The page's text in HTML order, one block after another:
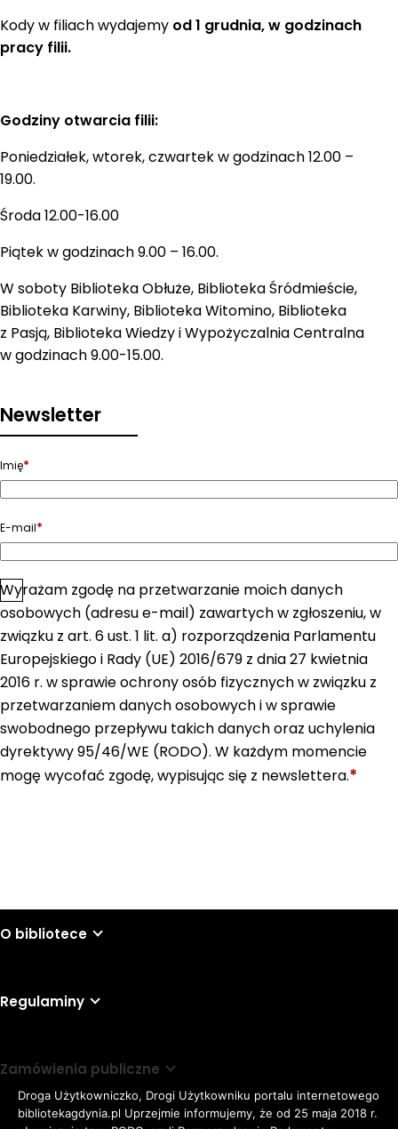
Kody w filiach wydajemy od 1 grudnia, w godzinach
pracy filii.
Godziny otwarcia filii:
Poniedziałek, wtorek, czwartek w godzinach 12.00 –
19.00.
Środa 12.00-16.00
Piątek w godzinach 9.00 – 16.00.
W soboty Biblioteka Obłuże, Biblioteka Śródmieście,
Biblioteka Karwiny, Biblioteka Witomino, Biblioteka
z Pasją, Biblioteka Wiedzy i Wypożyczalnia Centralna
w godzinach 9.00-15.00.
Newsletter
Imię*
E-mail*
Zgoda*
Wyrażam zgodę na przetwarzanie moich danych
osobowych (adresu e-mail) zawartych w zgłoszeniu, w
związku z art. 6 ust. 1 lit. a) rozporządzenia Parlamentu
Europejskiego i Rady (UE) 2016/679 z dnia 27 kwietnia
2016 r. w sprawie ochrony osób fizycznych w związku z
przetwarzaniem danych osobowych i w sprawie
swobodnego przepływu takich danych oraz uchylenia
dyrektywy 95/46/WE (RODO). W każdym momencie
mogę wycofać zgodę, wypisując się z newslettera.*
O bibliotece
Regulaminy
Zamówienia publiczne
Droga Użytkowniczko, Drogi Użytkowniku portalu internetowego
bibliotekagdynia.pl Uprzejmie informujemy, że od 25 maja 2018 r.